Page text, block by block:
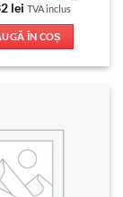
lei TVA inclus
ÎN COȘ